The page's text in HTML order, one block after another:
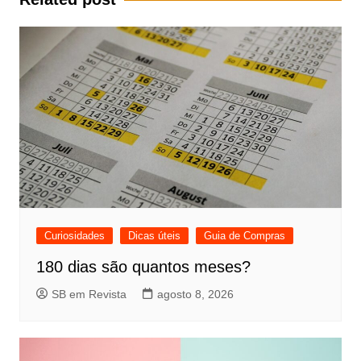
Curiosidades Dicas úteis Guia de Compras
180 dias são quantos meses?
SB em Revista agosto 8, 2026